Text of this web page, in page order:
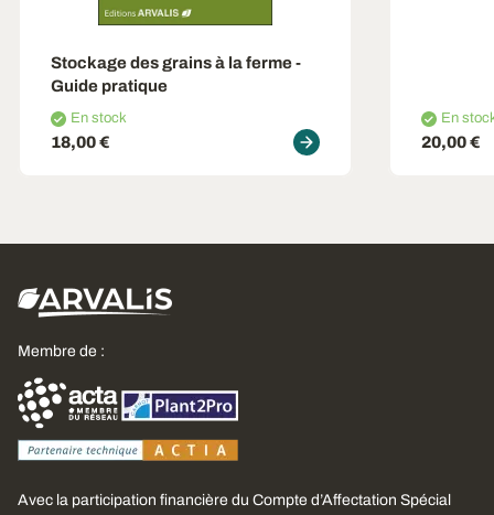
Stockage des grains à la ferme -
Guide pratique
En stock
18,00 €
En
20,00 €
Membre de :
Avec la participation financière du Compte d’Affectation Spécial